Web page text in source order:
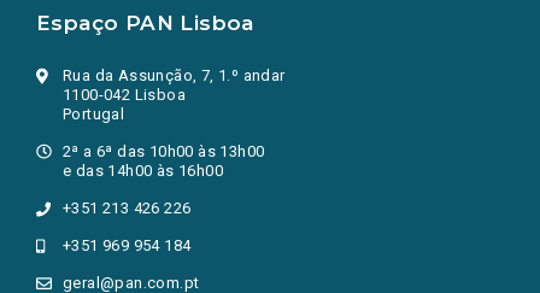
Espaço PAN Lisboa
Rua da Assunção, 7, 1.º andar
1100-042 Lisboa
Portugal
2ª a 6ª das 10h00 às 13h00
e das 14h00 às 16h00
+351 213 426 226
+351 969 954 184
geral@pan.com.pt